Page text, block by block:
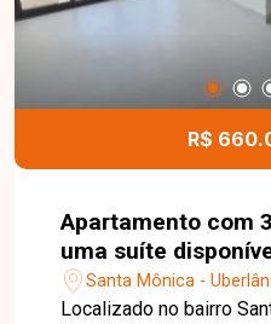
R$
Apartamento com
uma suíte
bairro Santa
MG
Santa Mônica -
Localizado no bairro